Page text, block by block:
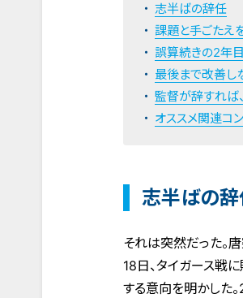
志半ばの辞任
課題と手ごたえ
誤算続きの2年目
最後まで改善し
監督が辞すれば
オススメ関連コ
志半ばの辞
それは突然だった。
18日、タイガース戦
する意向を明かした